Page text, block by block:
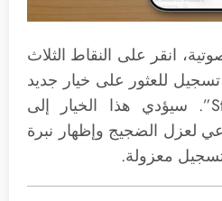
انقر على النقاط الثلاث
للعثور على خيار جديد
يُسمى ” Studio Voice”. سيؤدي هذا الخيار إلى
لعزل الضجيج وإظهار نبرة
معزولة.